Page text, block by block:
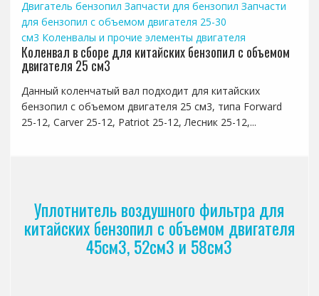
Двигатель бензопил Запчасти для бензопил Запчасти
для бензопил с объемом двигателя 25-30
см3 Коленвалы и прочие элементы двигателя
Коленвал в сборе для китайских бензопил с объемом
двигателя 25 см3
Данный коленчатый вал подходит для китайских
бензопил с объемом двигателя 25 см3, типа Forward
25-12, Carver 25-12, Patriot 25-12, Лесник 25-12,...
Уплотнитель воздушного фильтра для
китайских бензопил с объемом двигателя
45см3, 52см3 и 58см3